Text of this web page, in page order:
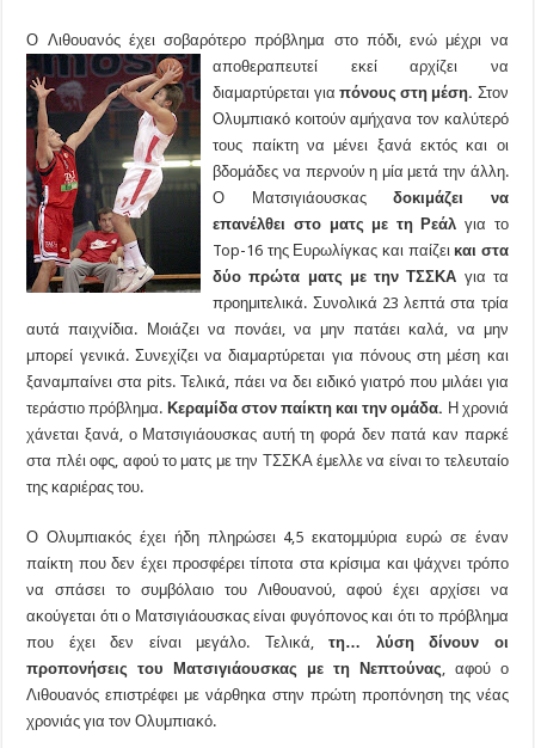
Ο Λιθουανός έχει σοβαρότερο πρόβλημα στο πόδι, ενώ μέχρι να
αποθεραπευτεί εκείαρχίζει να
διαμαρτύρεται για πόνους στη μέση. Στον
Ολυμπιακό κοιτούν αμήχανα τον καλύτερό
τους παίκτη να μένει ξανά εκτός και οι
βδομάδες να περνούν η μία μετά την άλλη.
Ο Ματσιγιάουσκαςδοκιμάζει να
επανέλθει στο ματς με τη Ρεάλγια το
Top-16 της Ευρωλίγκας και παίζει και στα
δύο πρώτα ματς με την ΤΣΣΚΑ για τα
προημιτελικά. Συνολικά 23 λεπτά στα τρία
αυτά παιχνίδια. Μοιάζει να πονάει, να μην πατάει καλά, να μην
μπορεί γενικά. Συνεχίζει να διαμαρτύρεται για πόνους στη μέση και
ξαναμπαίνει στα pits. Τελικά, πάει να δει ειδικό γιατρό που μιλάει για
τεράστιο πρόβλημα. Κεραμίδα στον παίκτη και την ομάδα. Η χρονιά
χάνεται ξανά, ο Ματσιγιάουσκας αυτή τη φορά δεν πατά καν παρκέ
στα πλέι οφς, αφού το ματς με την ΤΣΣΚΑ έμελλε να είναι το τελευταίο
της καριέρας του.
Ο Ολυμπιακός έχει ήδη πληρώσει 4,5 εκατομμύρια ευρώ σε έναν
παίκτη που δεν έχει προσφέρει τίποτα στα κρίσιμα και ψάχνει τρόπο
να σπάσει το συμβόλαιο του Λιθουανού, αφού έχει αρχίσει να
ακούγεται ότι ο Ματσιγιάουσκας είναι φυγόπονος και ότι το πρόβλημα
που έχει δεν είναι μεγάλο. Τελικά,τη… λύση δίνουν οι
προπονήσεις του Ματσιγιάουσκας με τη Νεπτούνας, αφού ο
Λιθουανός επιστρέφει με νάρθηκα στην πρώτη προπόνηση της νέας
χρονιάς για τον Ολυμπιακό.